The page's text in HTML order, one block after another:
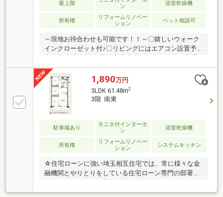
最上階
ン
浴室乾燥機
所有権
リフォームリノベー
ション
ペット相談可
～現地お待合わせも可能です！！～〇嬉しいウォーク
インクローゼット付♪〇リビングにはエアコン設置予
１７年目》～東京都・埼玉県・千葉県で販売実績多数
～経験豊富なエージェントと提携業者（FPなど）がサ
ポートいたします！◎住宅ローンご相談ください♪
低金利×保障内容充実の金融機関ご紹介いたしま
す！ 諸費用のお借入れも可能です♪◇マイホーム購
入は、一生の中でも大きな決断のひとつです。 専門
的な知識だけでなく、「人と人とのつながり」や「心
の通う対応」が何より大切だと、考えています。 お
気軽にお問合せください！
1,890万円
3LDK 61.48m2
3階 南東
駐車場あり
モニタ付インターホ
ン
浴室乾燥機
所有権
リフォームリノベー
ション
システムキッチン
☆住宅ローンに強い埼玉相互住宅では、常に様々な金
融機関とやりとりをしている住宅ローン専門の部署が
時々に最も良い条件でお借入れができるご提案をさせ